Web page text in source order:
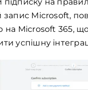
запис Microsoft,
на Microsoft 365,
успішну